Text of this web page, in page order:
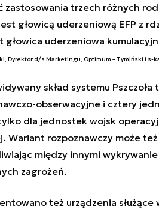
zastosowania trzech różnych
głowicą uderzeniową EFP z
uderzeniowa
Dyrektor d/s Marketingu, Optimum – Tymiński i s-
skład systemu
obserwacyjne i cztery
dla jednostek wojsk
Wariant rozpoznawczy może
między innymi
zagrożeń.
też urządzenia służące